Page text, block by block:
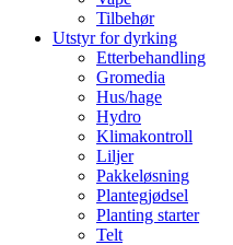
Tilbehør
Utstyr for dyrking
Etterbehandling
Gromedia
Hus/hage
Hydro
Klimakontroll
Liljer
Pakkeløsning
Plantegjødsel
Planting starter
Telt